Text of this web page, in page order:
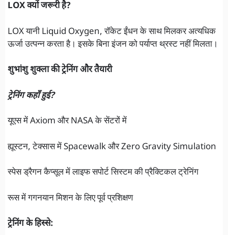
LOX क्यों जरूरी है?
LOX यानी Liquid Oxygen, रॉकेट ईंधन के साथ मिलकर अत्यधिक
ऊर्जा उत्पन्न करता है। इसके बिना इंजन को पर्याप्त थ्रस्ट नहीं मिलता।
शुभांशु शुक्ला की ट्रेनिंग और तैयारी
ट्रेनिंग कहाँ हुई?
यूएस में Axiom और NASA के सेंटरों में
ह्यूस्टन, टेक्सास में Spacewalk और Zero Gravity Simulation
स्पेस ड्रैगन कैप्सूल में लाइफ सपोर्ट सिस्टम की प्रैक्टिकल ट्रेनिंग
रूस में गगनयान मिशन के लिए पूर्व प्रशिक्षण
ट्रेनिंग के हिस्से: